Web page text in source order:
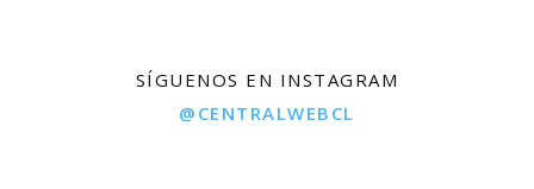
SÍGUENOS EN INSTAGRAM
@CENTRALWEBCL